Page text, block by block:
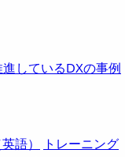
しているDXの事例
語）
トレーニング